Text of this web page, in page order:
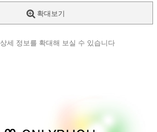
확대보기
상세 정보를 확대해 보실 수 있습니다